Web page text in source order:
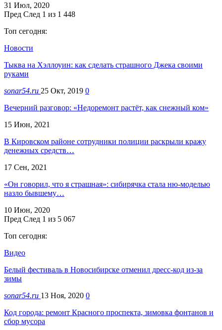
31 Июл, 2020
Пред След 1 из 1 448
Топ сегодня:
Новости
Тыква на Хэллоуин: как сделать страшного Джека своими
руками
sonar54.ru 25 Окт, 2019 0
Вечерний разговор: «Недоремонт растёт, как снежный ком»
15 Июн, 2021
В Кировском районе сотрудники полиции раскрыли кражу
денежных средств…
17 Сен, 2021
«Он говорил, что я страшная»: сибирячка стала ню-моделью
назло бывшему…
10 Июн, 2020
Пред След 1 из 5 067
Топ сегодня:
Видео
Белый фестиваль в Новосибирске отменил дресс-код из-за
зимы
sonar54.ru 13 Ноя, 2020 0
Код города: ремонт Красного проспекта, зимовка фонтанов и
сбор мусора